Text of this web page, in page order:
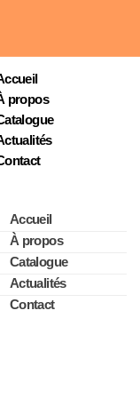
propos
Accueil
À propos
Catalogue
Actualités
Contact